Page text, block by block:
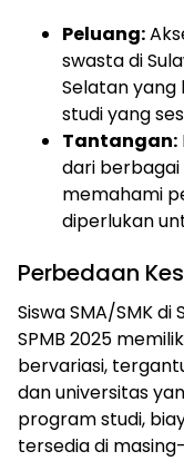
Peluang:
swasta di
Selatan
studi yang
Tantangan:
dari berbagai
memahami
diperlukan
Perbedaan
Siswa SMA/SMK
SPMB 2025
bervariasi,
dan universitas
program studi,
tersedia di